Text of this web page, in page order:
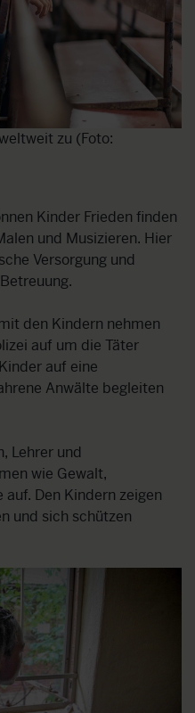
zu (Foto:
Kinder Frieden finden
und Musizieren. Hier
Versorgung und
den Kindern nehmen
auf um die Täter
auf eine
Anwälte begleiten
Lehrer und
wie Gewalt,
Den Kindern zeigen
und sich schützen